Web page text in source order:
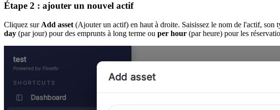
Étape 2 : ajouter un nouvel actif
Cliquez sur Add asset (Ajouter un actif) en haut à droite. Saisissez le nom de l'actif,
day (par jour) pour des emprunts à long terme ou per hour (par heure) pour les